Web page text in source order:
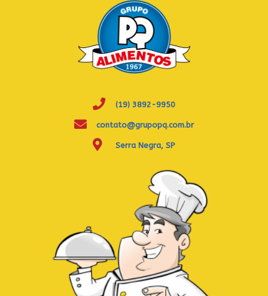
(19) 3892-9950
contato@grupopq.com.br
Serra Negra, SP